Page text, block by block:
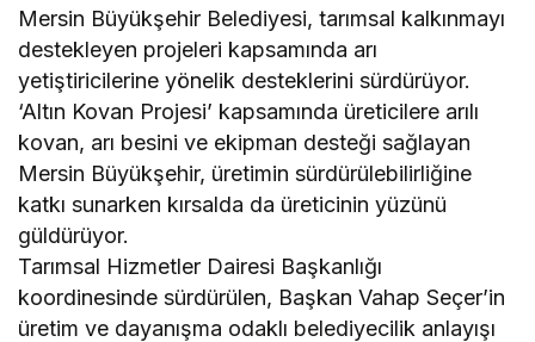
Mersin Büyükşehir Belediyesi, tarımsal kalkınmayı
destekleyen projeleri kapsamında arı
yetiştiricilerine yönelik desteklerini sürdürüyor.
‘Altın Kovan Projesi’ kapsamında üreticilere arılı
kovan, arı besini ve ekipman desteği sağlayan
Mersin Büyükşehir, üretimin sürdürülebilirliğine
katkı sunarken kırsalda da üreticinin yüzünü
güldürüyor.
Tarımsal Hizmetler Dairesi Başkanlığı
koordinesinde sürdürülen, Başkan Vahap Seçer’in
üretim ve dayanışma odaklı belediyecilik anlayışı